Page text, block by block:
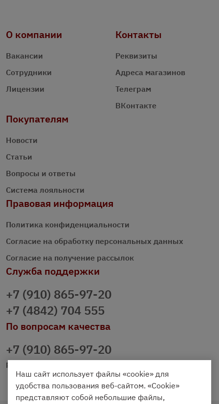
О компании
Вакансии
Сотрудники
Лицензии
Контакты
Реквизиты
Адреса магазинов
Телеграм
ВКонтакте
Покупателям
Новости
Статьи
Вопросы и ответы
Система лояльности
Правовая информация
Политика конфиденциальности
Согласие на обработку персональных данных
Согласие на получение рассылок
Служба поддержки
+7 (910) 865-97-20
+7 (4842) 704 555
По вопросам качества
+7 (910) 865-97-20
prazdnichniy40@palmi.ru
Наш сайт использует файлы «cookie» для
удобства пользования веб-сайтом. «Cookie»
представляют собой небольшие файлы,